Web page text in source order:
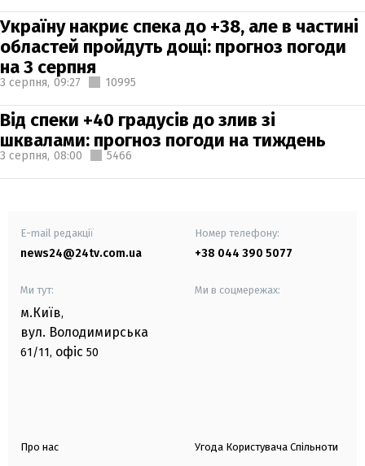
Україну накриє спека до +38, але в частині
областей пройдуть дощі: прогноз погоди
на 3 серпня
3 серпня, 09:27 10995
Від спеки +40 градусів до злив зі
шквалами: прогноз погоди на тиждень
3 серпня, 08:00 5466
E-mail редакції
news24@24tv.com.ua
Номер телефону:
+38 044 390 5077
Ми тут:
м.Київ,
вул. Володимирська
61/11, офіс 50
Ми в соцмережах:
Про нас Угода Користувача Спільноти